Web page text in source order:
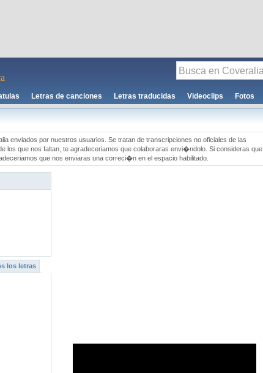
Letras de canciones Letras traducidas Videoclips Fotos
enviados por nuestros usuarios. Se tratan de transcripciones no oficiales de las
los que nos faltan, te agradeceriamos que colaboraras envi�ndolo. Si consideras que
que nos enviaras una correci�n en el espacio habilitado.
los letras